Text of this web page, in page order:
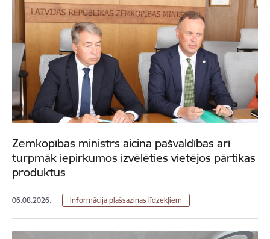
Zemkopības ministrs aicina pašvaldības arī
turpmāk iepirkumos izvēlēties vietējos pārtikas
produktus
06.08.2026. Informācija plašsaziņas līdzekļiem